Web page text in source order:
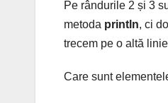
Pe rândurile 2 și 3
metoda println, ci
trecem pe o altă
Care sunt